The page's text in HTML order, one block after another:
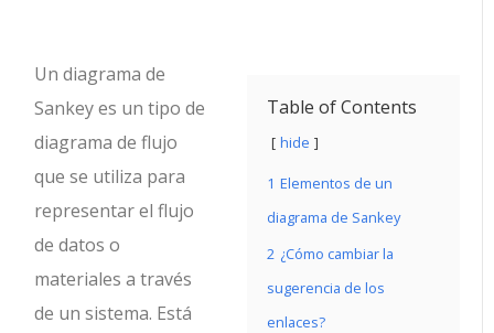
Table of Contents
hide
1 Elementos de un
diagrama de Sankey
2 ¿Cómo cambiar la
sugerencia de los
enlaces?
Un diagrama de
Sankey es un tipo de
diagrama de flujo
que se utiliza para
representar el flujo
de datos o
materiales a través
de un sistema. Está